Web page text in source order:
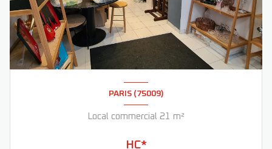
PARIS (75009)
Local commercial 21 m²
HC*